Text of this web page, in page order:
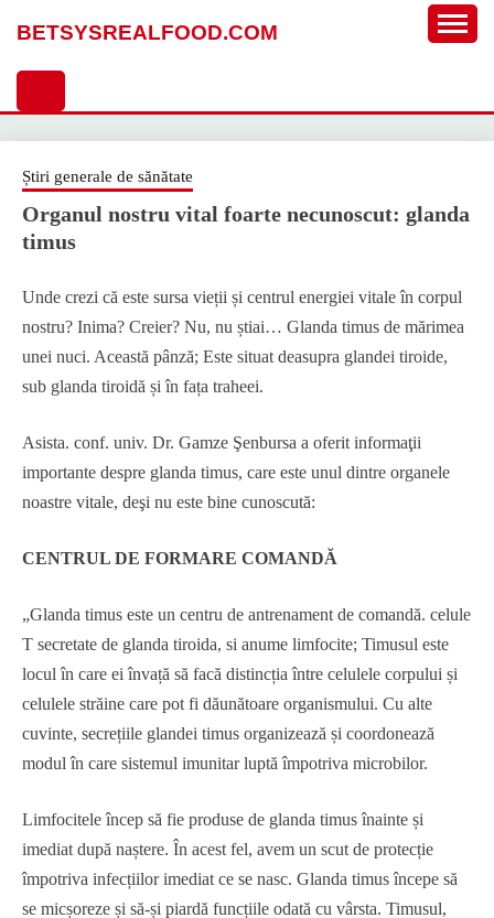
BETSYSREALFOOD.COM
Știri generale de sănătate
Organul nostru vital foarte necunoscut: glanda
timus
Unde crezi că este sursa vieții și centrul energiei vitale în corpul
nostru? Inima? Creier? Nu, nu știai… Glanda timus de mărimea
unei nuci. Această pânză; Este situat deasupra glandei tiroide,
sub glanda tiroidă și în fața traheei.
Asista. conf. univ. Dr. Gamze Şenbursa a oferit informaţii
importante despre glanda timus, care este unul dintre organele
noastre vitale, deşi nu este bine cunoscută:
CENTRUL DE FORMARE COMANDĂ
„Glanda timus este un centru de antrenament de comandă. celule
T secretate de glanda tiroida, si anume limfocite; Timusul este
locul în care ei învață să facă distincția între celulele corpului și
celulele străine care pot fi dăunătoare organismului. Cu alte
cuvinte, secrețiile glandei timus organizează și coordonează
modul în care sistemul imunitar luptă împotriva microbilor.
Limfocitele încep să fie produse de glanda timus înainte și
imediat după naștere. În acest fel, avem un scut de protecție
împotriva infecțiilor imediat ce se nasc. Glanda timus începe să
se micșoreze și să-și piardă funcțiile odată cu vârsta. Timusul,